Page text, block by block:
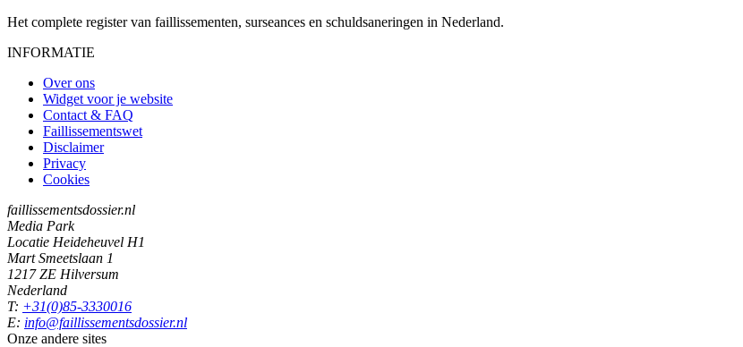
Het complete register van faillissementen, surseances en schuldsaneringen in Nederland.
INFORMATIE
Over ons
Widget voor je website
Contact & FAQ
Faillissementswet
Disclaimer
Privacy
Cookies
faillissementsdossier.nl
Media Park
Locatie Heideheuvel H1
Mart Smeetslaan 1
1217 ZE Hilversum
Nederland
T: +31(0)85-3330016
E: info@faillissementsdossier.nl
Onze andere sites